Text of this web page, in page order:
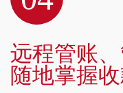
远程管账
随地掌握